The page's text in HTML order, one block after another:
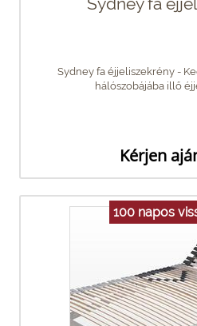
Sydney fa éjjeliszekrény -
hálószobájába illő
Kérjen
100 napos